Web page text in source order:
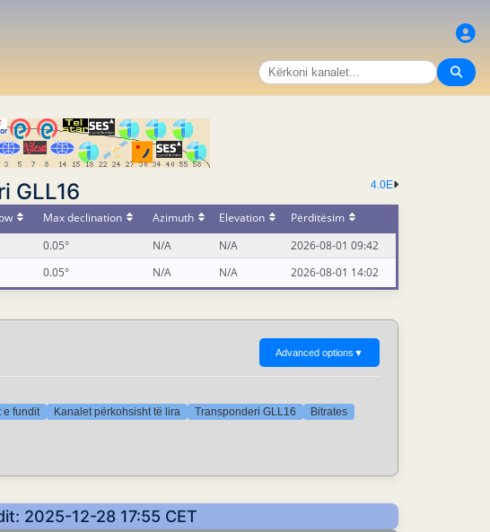
4.0E
GLL16
Max declination Azimuth Elevation
Përditësim
0.05° N/A N/A
2026-08-01 09:42
0.05° N/A N/A 2026-08-01 14:02
Advanced options ▼
e fundit Kanalet përkohsisht të lira Transponderi GLL16 Bitrates
2025-12-28 17:55 CET